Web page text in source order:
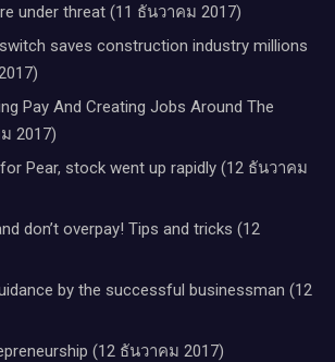
under threat (11 ธันวาคม 2017)
switch saves construction industry millions
Pay And Creating Jobs Around The
2017)
Pear, stock went up rapidly (12 ธันวาคม
don’t overpay! Tips and tricks (12
by the successful businessman (12
(12 ธันวาคม 2017)